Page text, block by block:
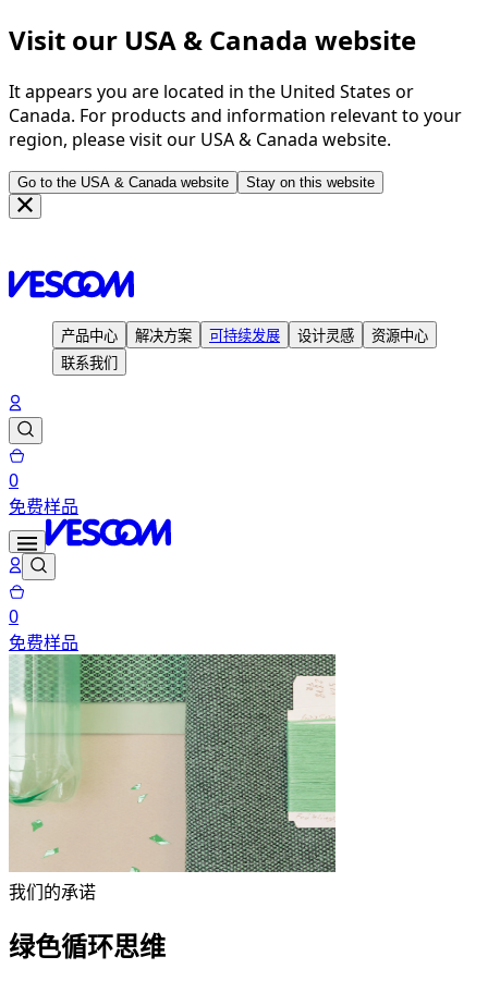
Visit our USA & Canada website
It appears you are located in the United States or
Canada. For products and information relevant to your
region, please visit our USA & Canada website.
Go to the USA & Canada website Stay on this website
产品中心 解决方案 可持续发展 设计灵感
资源中心
联系我们
0
免费样品
0
免费样品
我们的承诺
绿色循环思维